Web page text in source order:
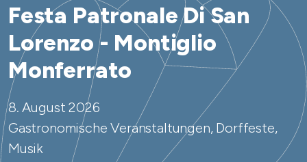
Festa Patronale Di San
Lorenzo - Montiglio
Monferrato
8. August 2026
Gastronomische Veranstaltungen, Dorffeste,
Musik